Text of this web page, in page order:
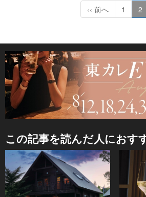
‹‹ 前へ 1 2
この記事を読んだ人におす